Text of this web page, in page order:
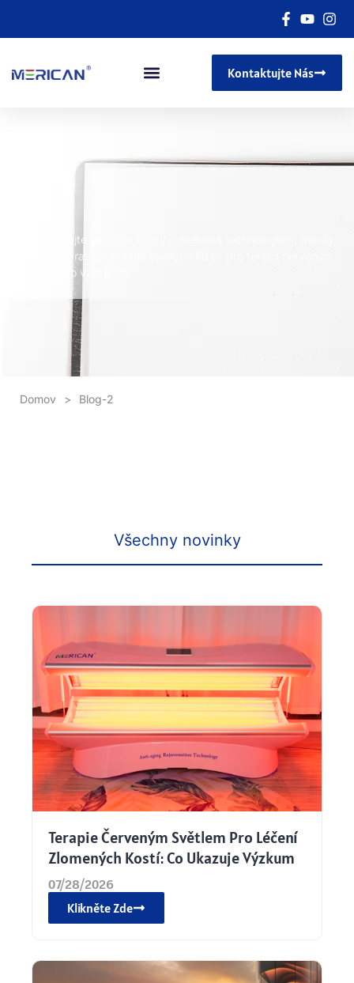
Kontaktujte Nás
Prozkoumejte odborné blogy o wellness technologiích, trendy,
a jak si vybrat správného výrobce lůžek pro terapii červeným
světlem pro vaši firmu.
Domov > Blog-2
Všechny novinky
Terapie Červeným Světlem Pro Léčení
Zlomených Kostí: Co Ukazuje Výzkum
07/28/2026
Klikněte Zde